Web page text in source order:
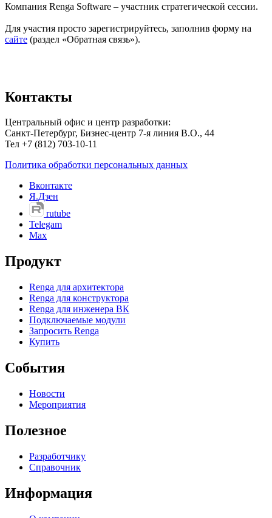
Компания Renga Software – участник стратегической сессии.
Для участия просто зарегистрируйтесь, заполнив форму на
сайте (раздел «Обратная связь»).
Контакты
Центральный офис и центр разработки:
Санкт-Петербург, Бизнес-центр 7-я линия В.О., 44
Тел +7 (812) 703-10-11
Политика обработки персональных данных
Вконтакте
Я.Дзен
rutube
Telegam
Max
Продукт
Renga для архитектора
Renga для конструктора
Renga для инженера ВК
Подключаемые модули
Запросить Renga
Купить
События
Новости
Мероприятия
Полезное
Разработчику
Справочник
Информация